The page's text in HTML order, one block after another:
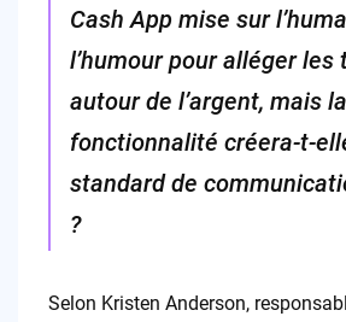
Cash App mise sur
l’humour pour alléger les
autour de l’argent, mais la
fonctionnalité créera-t-
standard de
?
Selon Kristen Anderson,